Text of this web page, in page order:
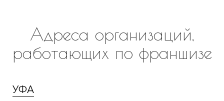
Адреса организаций,
работающих по франшизе
УФА